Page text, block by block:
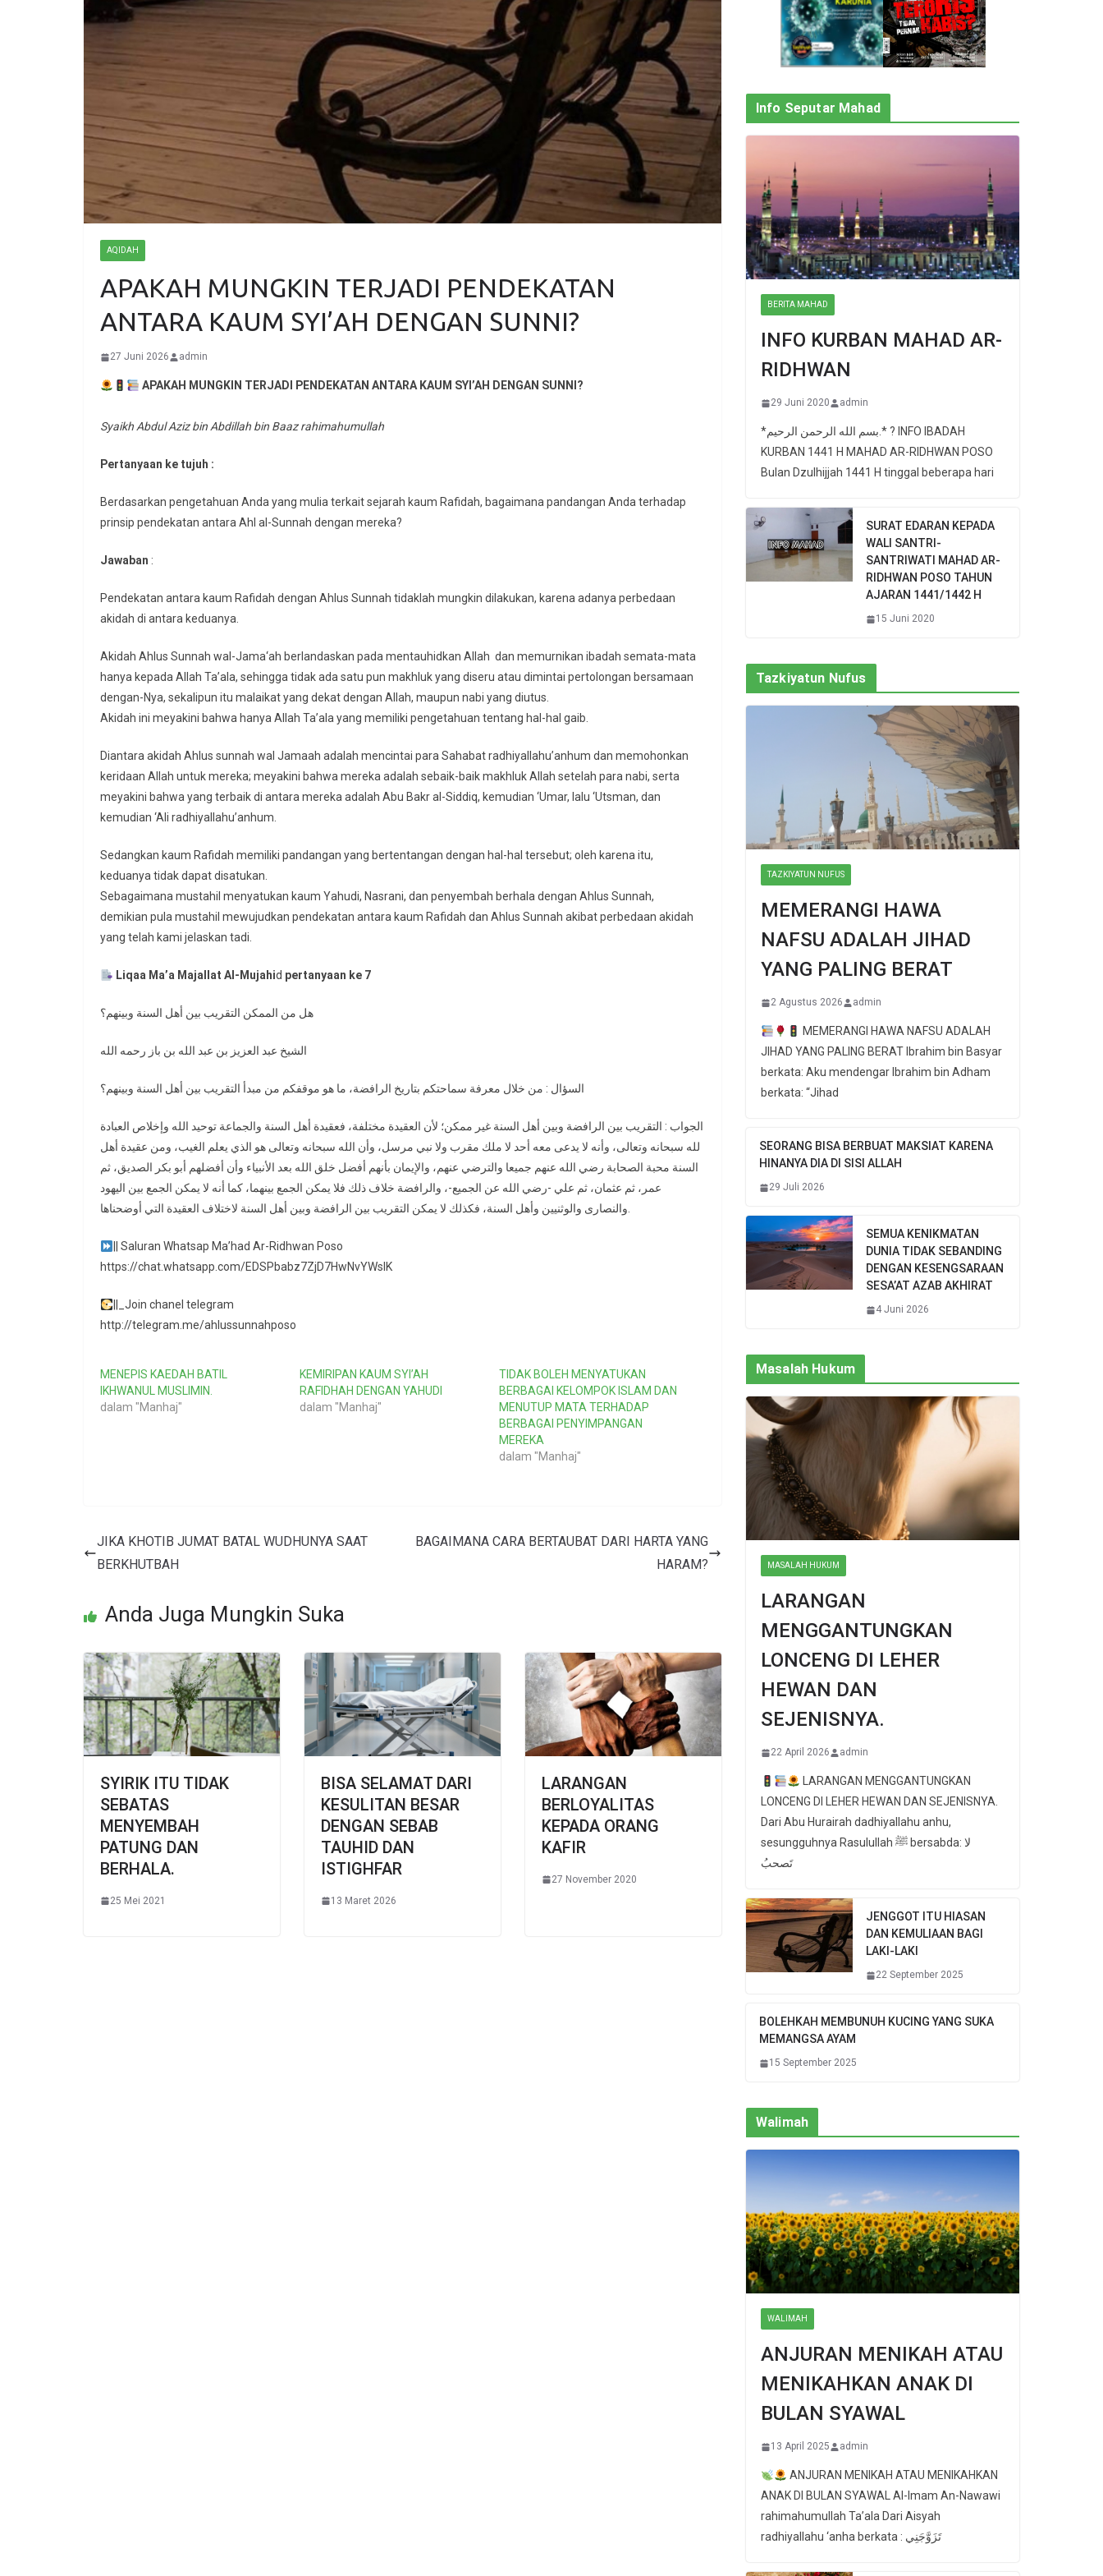
AQIDAH
APAKAH MUNGKIN TERJADI PENDEKATAN
ANTARA KAUM SYI’AH DENGAN SUNNI?
27 Juni 2026 admin
APAKAH MUNGKIN TERJADI PENDEKATAN ANTARA KAUM SYI’AH DENGAN SUNNI?
Syaikh Abdul Aziz bin Abdillah bin Baaz rahimahumullah
Pertanyaan ke tujuh :
Berdasarkan pengetahuan Anda yang mulia terkait sejarah kaum Rafidah, bagaimana pandangan Anda terhadap
prinsip pendekatan antara Ahl al-Sunnah dengan mereka?
Jawaban :
Pendekatan antara kaum Rafidah dengan Ahlus Sunnah tidaklah mungkin dilakukan, karena adanya perbedaan
akidah di antara keduanya.
Akidah Ahlus Sunnah wal-Jama‘ah berlandaskan pada mentauhidkan Allah dan memurnikan ibadah semata-mata
hanya kepada Allah Ta’ala, sehingga tidak ada satu pun makhluk yang diseru atau dimintai pertolongan bersamaan
dengan-Nya, sekalipun itu malaikat yang dekat dengan Allah, maupun nabi yang diutus.
Akidah ini meyakini bahwa hanya Allah Ta’ala yang memiliki pengetahuan tentang hal-hal gaib.
Diantara akidah Ahlus sunnah wal Jamaah adalah mencintai para Sahabat radhiyallahu’anhum dan memohonkan
keridaan Allah untuk mereka; meyakini bahwa mereka adalah sebaik-baik makhluk Allah setelah para nabi, serta
meyakini bahwa yang terbaik di antara mereka adalah Abu Bakr al-Siddiq, kemudian ‘Umar, lalu ‘Utsman, dan
kemudian ‘Ali radhiyallahu’anhum.
Sedangkan kaum Rafidah memiliki pandangan yang bertentangan dengan hal-hal tersebut; oleh karena itu,
keduanya tidak dapat disatukan.
Sebagaimana mustahil menyatukan kaum Yahudi, Nasrani, dan penyembah berhala dengan Ahlus Sunnah,
demikian pula mustahil mewujudkan pendekatan antara kaum Rafidah dan Ahlus Sunnah akibat perbedaan akidah
yang telah kami jelaskan tadi.
Liqaa Ma’a Majallat Al-Mujahid pertanyaan ke 7
هل من الممكن التقريب بين أهل السنة وبينهم؟
الشيخ عبد العزيز بن عبد الله بن باز رحمه الله
السؤال : من خلال معرفة سماحتكم بتاريخ الرافضة، ما هو موقفكم من مبدأ التقريب بين أهل السنة وبينهم؟
الجواب : التقريب بين الرافضة وبين أهل السنة غير ممكن؛ لأن العقيدة مختلفة، فعقيدة أهل السنة والجماعة توحيد الله وإخلاص العبادة
لله سبحانه وتعالى، وأنه لا يدعى معه أحد لا ملك مقرب ولا نبي مرسل، وأن الله سبحانه وتعالى هو الذي يعلم الغيب، ومن عقيدة أهل
السنة محبة الصحابة رضي الله عنهم جميعا والترضي عنهم، والإيمان بأنهم أفضل خلق الله بعد الأنبياء وأن أفضلهم أبو بكر الصديق، ثم
عمر، ثم عثمان، ثم علي -رضي الله عن الجميع-، والرافضة خلاف ذلك فلا يمكن الجمع بينهما، كما أنه لا يمكن الجمع بين اليهود
والنصارى والوثنيين وأهل السنة، فكذلك لا يمكن التقريب بين الرافضة وبين أهل السنة لاختلاف العقيدة التي أوضحناها.
|| Saluran Whatsap Ma’had Ar-Ridhwan Poso
https://chat.whatsapp.com/EDSPbabz7ZjD7HwNvYWslK
||_Join chanel telegram
http://telegram.me/ahlussunnahposo
MENEPIS KAEDAH BATIL
IKHWANUL MUSLIMIN.
dalam "Manhaj"
KEMIRIPAN KAUM SYI’AH
RAFIDHAH DENGAN YAHUDI
dalam "Manhaj"
TIDAK BOLEH MENYATUKAN
BERBAGAI KELOMPOK ISLAM DAN
MENUTUP MATA TERHADAP
BERBAGAI PENYIMPANGAN
MEREKA
dalam "Manhaj"
JIKA KHOTIB JUMAT BATAL WUDHUNYA SAAT
BERKHUTBAH
BAGAIMANA CARA BERTAUBAT DARI HARTA YANG
HARAM?
Anda Juga Mungkin Suka
SYIRIK ITU TIDAK
SEBATAS
MENYEMBAH
PATUNG DAN
BERHALA.
25 Mei 2021
BISA SELAMAT DARI
KESULITAN BESAR
DENGAN SEBAB
TAUHID DAN
ISTIGHFAR
13 Maret 2026
LARANGAN
BERLOYALITAS
KEPADA ORANG
KAFIR
27 November 2020
Info Seputar Mahad
BERITA MAHAD
INFO KURBAN MAHAD AR-
RIDHWAN
29 Juni 2020 admin
*بسم الله الرحمن الرحيم.* ? INFO IBADAH
KURBAN 1441 H MAHAD AR-RIDHWAN POSO
Bulan Dzulhijjah 1441 H tinggal beberapa hari
SURAT EDARAN KEPADA
WALI SANTRI-
SANTRIWATI MAHAD AR-
RIDHWAN POSO TAHUN
AJARAN 1441/1442 H
15 Juni 2020
Tazkiyatun Nufus
TAZKIYATUN NUFUS
MEMERANGI HAWA
NAFSU ADALAH JIHAD
YANG PALING BERAT
2 Agustus 2026 admin
MEMERANGI HAWA NAFSU ADALAH
JIHAD YANG PALING BERAT Ibrahim bin Basyar
berkata: Aku mendengar Ibrahim bin Adham
berkata: “Jihad
SEORANG BISA BERBUAT MAKSIAT KARENA
HINANYA DIA DI SISI ALLAH
29 Juli 2026
SEMUA KENIKMATAN
DUNIA TIDAK SEBANDING
DENGAN KESENGSARAAN
SESA’AT AZAB AKHIRAT
4 Juni 2026
Masalah Hukum
MASALAH HUKUM
LARANGAN
MENGGANTUNGKAN
LONCENG DI LEHER
HEWAN DAN
SEJENISNYA.
22 April 2026 admin
LARANGAN MENGGANTUNGKAN
LONCENG DI LEHER HEWAN DAN SEJENISNYA.
Dari Abu Hurairah dadhiyallahu anhu,
sesungguhnya Rasulullah ﷺ bersabda: لا
تَصحبُ
JENGGOT ITU HIASAN
DAN KEMULIAAN BAGI
LAKI-LAKI
22 September 2025
BOLEHKAH MEMBUNUH KUCING YANG SUKA
MEMANGSA AYAM
15 September 2025
Walimah
WALIMAH
ANJURAN MENIKAH ATAU
MENIKAHKAN ANAK DI
BULAN SYAWAL
13 April 2025 admin
ANJURAN MENIKAH ATAU MENIKAHKAN
ANAK DI BULAN SYAWAL Al-Imam An-Nawawi
rahimahumullah Ta’ala Dari Aisyah
radhiyallahu ‘anha berkata : تَزَوَّجَنِي